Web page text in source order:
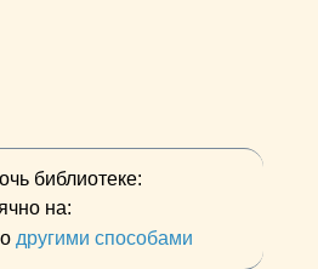
библиотеке:
на:
другими способами